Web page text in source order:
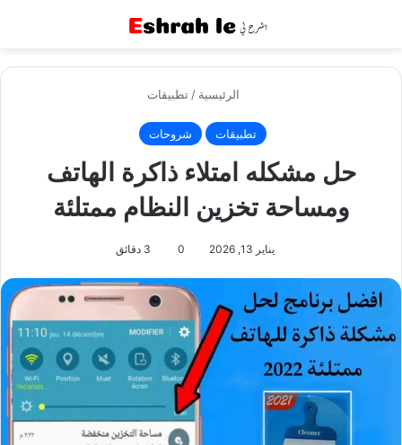
الرئيسية / تطبيقات
تطبيقات شروحات
حل مشكله امتلاء ذاكرة الهاتف
ومساحة تخزين النظام ممتلئة
يناير 13, 2026 0